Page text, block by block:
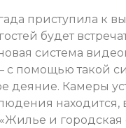
приступила к
будет
система
с помощью такой
деяние. Камеры
находится,
и городская